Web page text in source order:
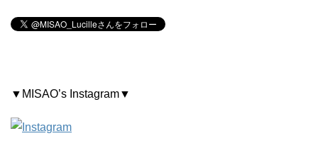
▼MISAO’s Instagram▼